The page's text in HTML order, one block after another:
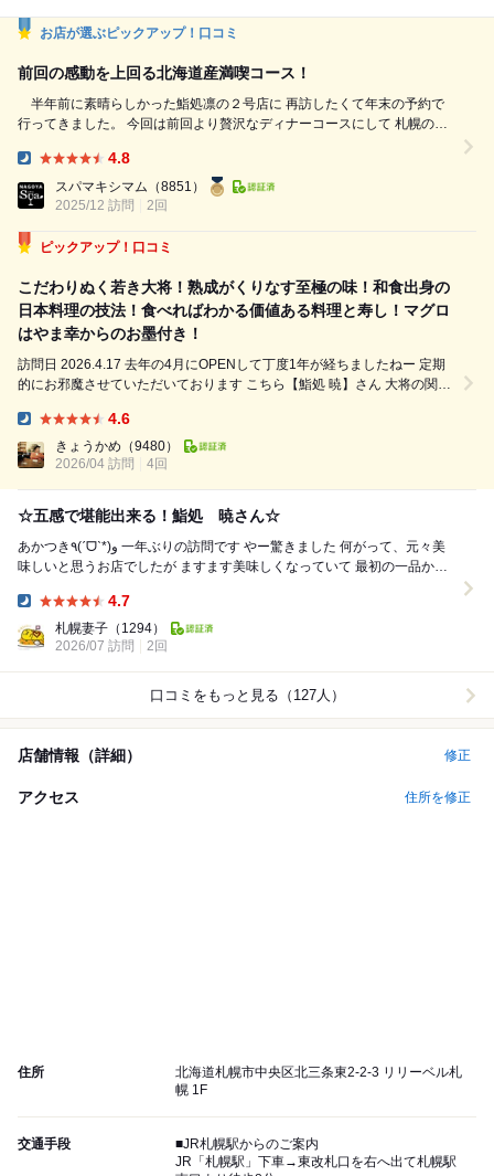
お店が選ぶピックアップ！口コミ
前回の感動を上回る北海道産満喫コース！
半年前に素晴らしかった鮨処凛の２号店に 再訪したくて年末の予約で
行ってきました。 今回は前回より贅沢なディナーコースにして 札幌の友
ス】 （18品：23,000円税込） ◆マフグとカラスミ ◆真鱈の白子 ◆仙鳳
趾 真牡蠣 ◆マツカワカレイ 12日熟成 ◆八角 ◆本マグロ赤身 ◆ヤリイカ
...
4.8
スパマキシマム （8851）
2025/12 訪問
2回
ピックアップ！口コミ
こだわりぬく若き大将！熟成がくりなす至極の味！和食出身の
日本料理の技法！食べればわかる価値ある料理と寿し！マグロ
はやま幸からのお墨付き！
訪問日 2026.4.17 去年の4月にOPENして丁度1年が経ちましたねー 定期
的にお邪魔させていただいております こちら【鮨処 暁】さん 大将の関口
4.6
きょうかめ （9480）
2026/04 訪問
4回
☆五感で堪能出来る！鮨処 暁さん☆
あかつき٩(ˊᗜˋ*)و 一年ぶりの訪問です やー驚きました 何がって、元々美
味しいと思うお店でしたが ますます美味しくなっていて 最初の一品から
4.7
札幌妻子 （1294）
2026/07 訪問
2回
口コミをもっと見る（127人）
店舗情報（詳細） 修正
アクセス 住所を修正
住所
北海道札幌市中央区北三条東2-2-3 リリーベル札
幌 1F
交通手段
■JR札幌駅からのご案内
JR「札幌駅」下車→東改札口を右へ出て札幌駅